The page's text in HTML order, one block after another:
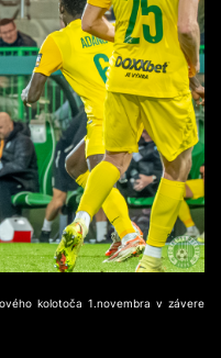
kolotoča 1.novembra v závere